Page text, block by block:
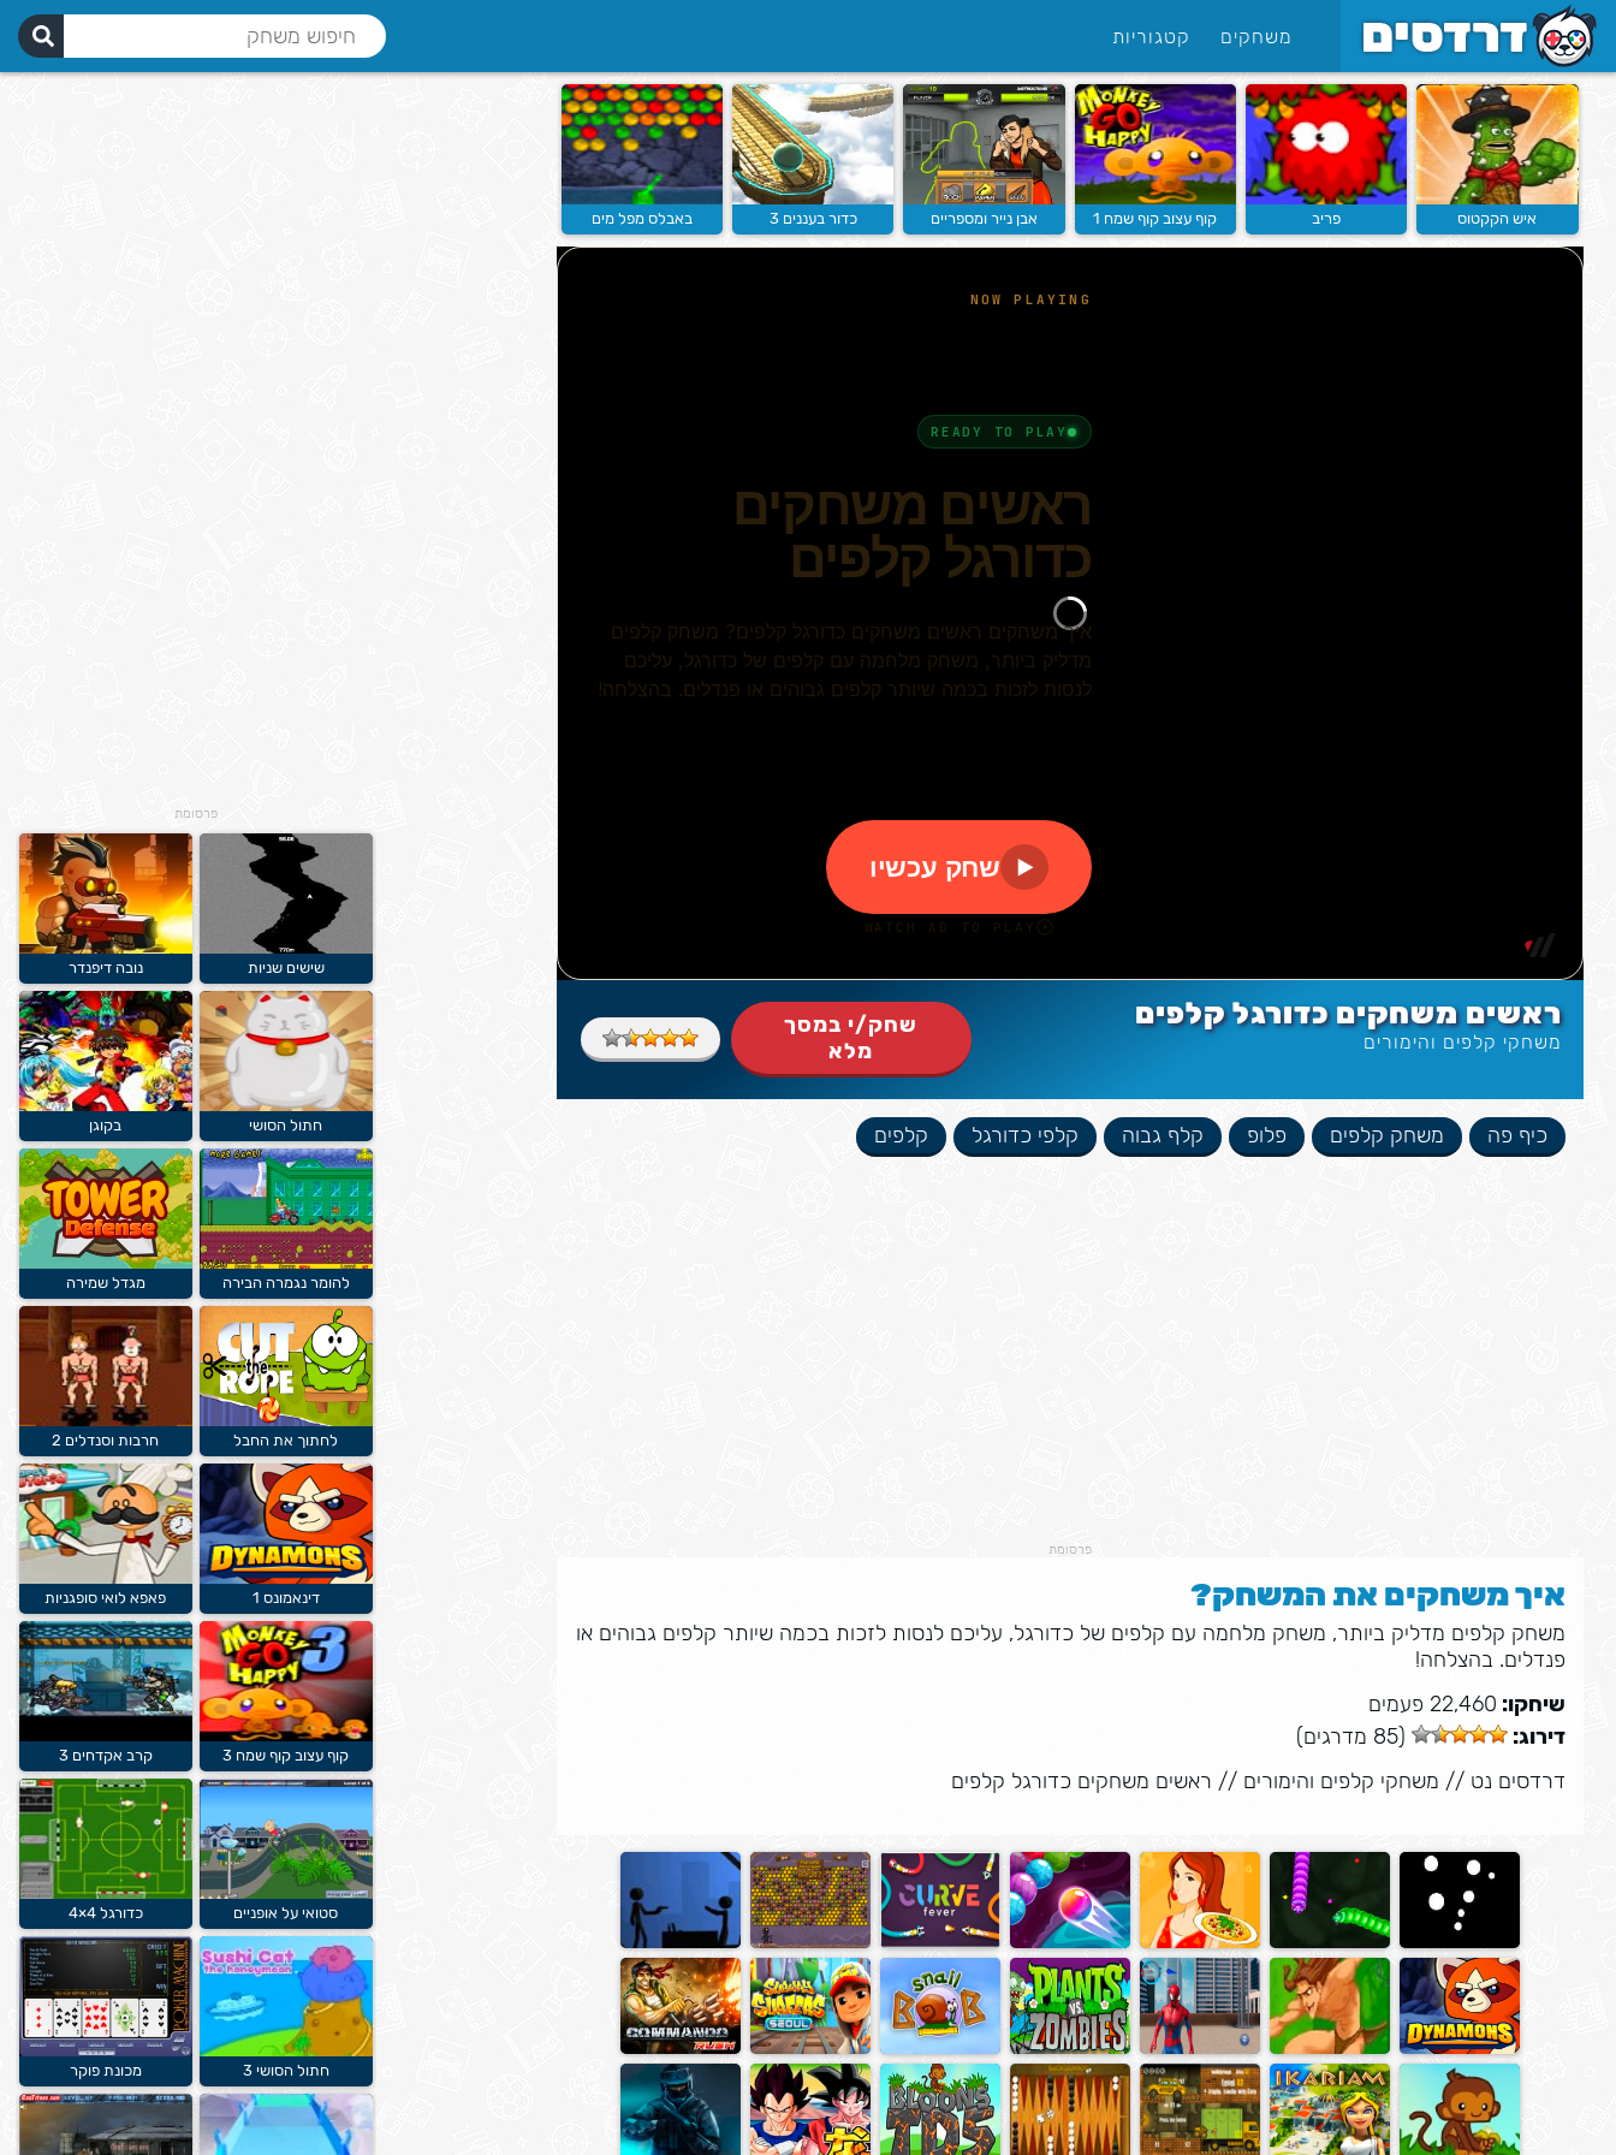
משחקים קטגוריות
איש הקקטוס פריב קוף עצוב קוף שמח 1 אבן נייר ומספריים כדור בעננים 3 באבלס מפל מים
ראשים משחקים כדורגל קלפים
משחקי קלפים והימורים
שחק/י במסך
מלא
כיף פה משחק קלפים פלופ קלף גבוה קלפי כדורגל קלפים
פרסומת
איך משחקים את המשחק?
משחק קלפים מדליק ביותר, משחק מלחמה עם קלפים של כדורגל, עליכם לנסות לזכות בכמה שיותר קלפים גבוהים או
פנדלים. בהצלחה!
שיחקו: 22,460 פעמים
דירוג:
(85 מדרגים)
דרדסים נט // משחקי קלפים והימורים // ראשים משחקים כדורגל קלפים
פרסומת
שישים שניות נובה דיפנדר
חתול הסושי בקוגן
להומר נגמרה הבירה מגדל שמירה
לחתוך את החבל חרבות וסנדלים 2
דינאמונס 1 פאפא לואי סופגניות
קוף עצוב קוף שמח 3 קרב אקדחים 3
סטואי על אופניים כדורגל 4×4
חתול הסושי 3 מכונת פוקר